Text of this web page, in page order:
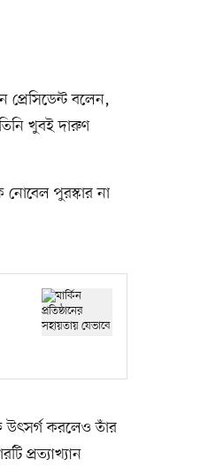
প্রেসিডেন্ট বলেন,
খুবই দারুণ
নোবেল পুরস্কার না
উৎসর্গ করলেও তাঁর
প্রত্যাখ্যান